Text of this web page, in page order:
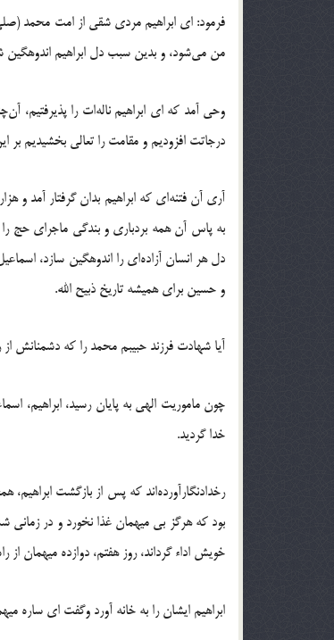
فرمود: اي ابراهيم مردي شقي از امت محمد
من مي‌شود، و بدين سبب دل ابراهيم
وحي آمد که ‌اي ابراهيم ناله‌ات را پذيرفتيم،
درجاتت افزوديم و مقامت را تعالي بخشيديم بر
آري آن فتنه‌اي که ابراهيم بدان گرفتار آمد و
به پاس آن همه بردباري و بندگي ماجراي حج
دل هر انسان آزاده‌اي را اندوهگين سازد،
و حسين براي هميشه تاريخ ذبيح الله.
آيا شهادت فرزند حبيبم محمد را که دشمنانش
چون ماموريت الهي به پايان رسيد، ابراهيم،
خدا گرديد.
رخدادنگارآورده‌اند که پس از بازگشت
بود که هرگز بي ميهمان غذا نخورد و در زماني
خويش اداء گرداند، روز هفتم، دوازده ميهمان از
ابراهيم ايشان را به خانه آورد وگفت اي ساره